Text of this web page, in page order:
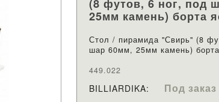
(8 футов, 6 ног, под
25мм камень) борта
Стол / пирамида "Свирь" (8
шар 60мм, 25мм камень)
449.022
BILLIARDIKA: Под заказ